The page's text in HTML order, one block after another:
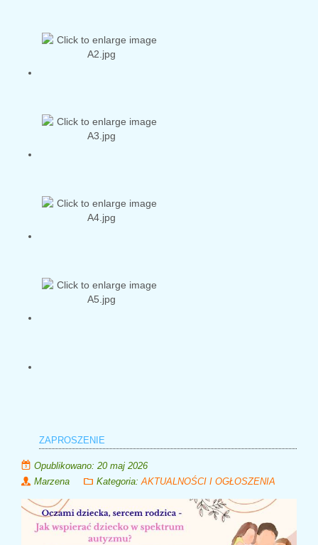
ZAPROSZENIE
Opublikowano: 20 maj 2026
Marzena
Kategoria:AKTUALNOŚCI I OGŁOSZENIA